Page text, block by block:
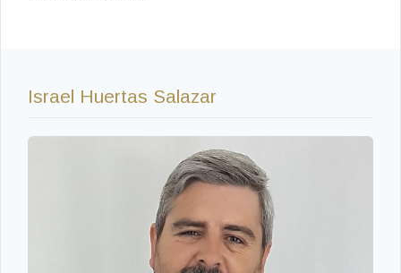
Israel Huertas Salazar